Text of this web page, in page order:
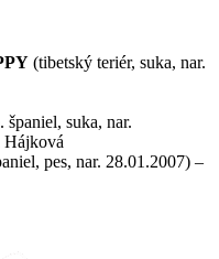
(tibetský teriér, suka, nar.
španiel, suka, nar.
Hájková
pes, nar. 28.01.2007) –